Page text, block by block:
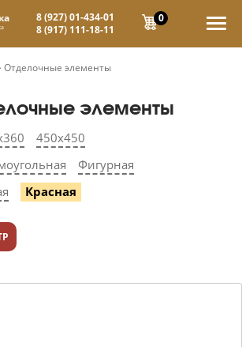
8 (927) 01-434-01
8 (917) 111-18-11
0
Отделочные элементы
элементы
450х450
Фигурная
Красная